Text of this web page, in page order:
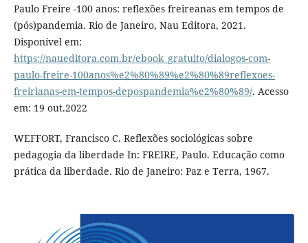
Paulo Freire -100 anos: reflexões freireanas em tempos de
(pós)pandemia. Rio de Janeiro, Nau Editora, 2021.
Disponível em:
https://naueditora.com.br/ebook_gratuito/dialogos-com-
paulo-freire-100anos%e2%80%89%e2%80%89reflexoes-
freirianas-em-tempos-depospandemia%e2%80%89/. Acesso
em: 19 out.2022
WEFFORT, Francisco C. Reflexões sociológicas sobre
pedagogia da liberdade In: FREIRE, Paulo. Educação como
prática da liberdade. Rio de Janeiro: Paz e Terra, 1967.